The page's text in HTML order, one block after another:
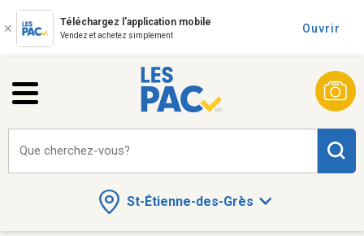
Téléchargez l'application mobile
Vendez et achetez simplement
Ouvrir
St-Étienne-des-Grès
Que cherchez-vous?